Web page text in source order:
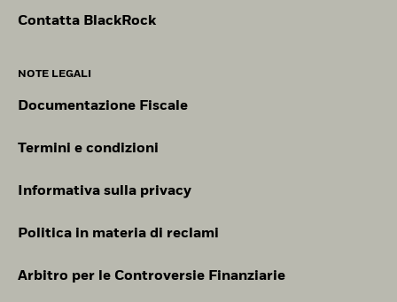
Contatta BlackRock
NOTE LEGALI
Documentazione Fiscale
Termini e condizioni
Informativa sulla privacy
Politica in materia di reclami
Arbitro per le Controversie Finanziarie